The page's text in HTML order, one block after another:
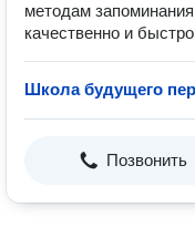
методам
качественно и
Школа будущего
Позвонить